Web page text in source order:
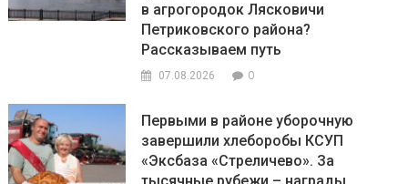
в агрогородок Лясковичи
Петриковского района?
Рассказываем путь
07.08.2026 0
Первыми в районе уборочную
завершили хлеборобы КСУП
«Эксбаза «Стреличево». За